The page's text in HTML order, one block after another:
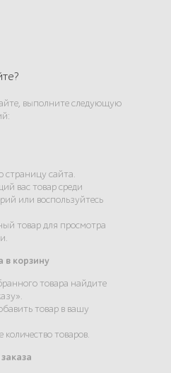
выполните следующую
страницу сайта.
вас товар среди
или воспользуйтесь
товар для просмотра
корзину
товара найдите
товар в вашу
товаров.